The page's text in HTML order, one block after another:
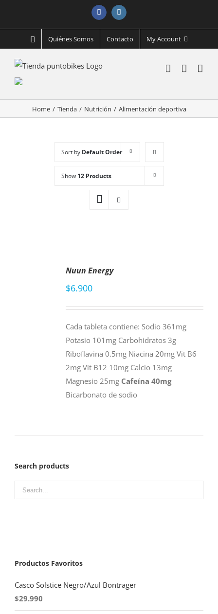
FacebookInstagram
Quiénes Somos Contacto My Account
Home / Tienda / Nutrición / Alimentación deportiva
Sort by Default Order
Show 12 Products
Nuun Energy
$6.900
Cada tableta contiene: Sodio 361mg
Potasio 101mg Carbohidratos 3g
Riboflavina 0.5mg Niacina 20mg Vit B6
2mg Vit B12 10mg Calcio 13mg
Magnesio 25mg Cafeína 40mg
Bicarbonato de sodio
Search products
Productos Favoritos
Casco Solstice Negro/Azul Bontrager
$29.990